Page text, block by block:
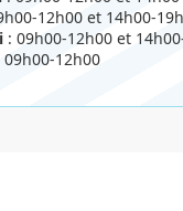
12h00 et 14h00-
: 09h00-12h00 et
09h00-12h00